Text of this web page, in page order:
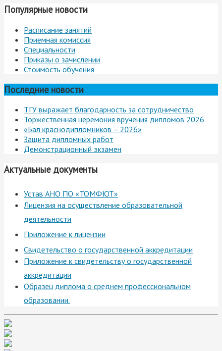
Популярные новости
Расписание занятий
Приемная комиссия
Специальности
Приказы о зачислении
Стоимость обучения
Последние новости
ТГУ выражает благодарность за сотрудничество
Торжественная церемония вручения дипломов 2026
«Бал краснодипломников – 2026»
Защита дипломных работ
Демонстрационный экзамен
Актуальные документы
Устав АНО ПО «ТОМФЮТ»
Лицензия на осуществление образовательной
деятельности
Приложение к лицензии
Свидетельство о государственной аккредитации
Приложение к свидетельству о государственной
аккредитации
Образец диплома о среднем профессиональном
образовании.